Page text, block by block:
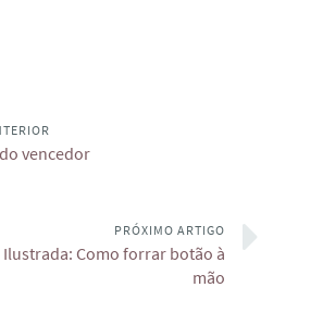
vencedor
PRÓXIMO ARTIGO
Ilustrada: Como forrar botão à
mão